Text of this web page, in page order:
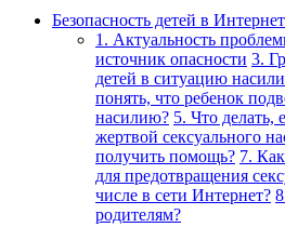
Безопасность детей в
1. Актуальность
источник опасности 3.
детей в ситуацию
понять, что ребенок
насилию? 5. Что делать,
жертвой сексуального
получить помощь? 7.
для предотвращения
числе в сети Интернет?
родителям?